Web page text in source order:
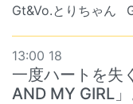
Gt&Vo.とりちゃん
13:00 18
一度ハートを失
AND MY GIRL」